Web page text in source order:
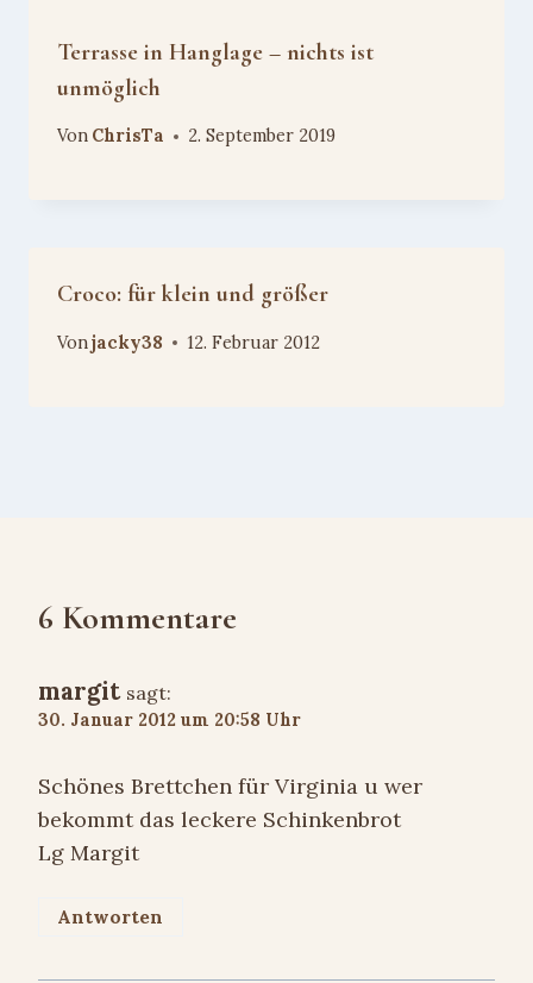
Terrasse in Hanglage – nichts ist
unmöglich
Von ChrisTa 2. September 2019
Croco: für klein und größer
Vonjacky38 12. Februar 2012
6 Kommentare
margit sagt:
30. Januar 2012 um 20:58 Uhr
Schönes Brettchen für Virginia u wer
bekommt das leckere Schinkenbrot
Lg Margit
Antworten